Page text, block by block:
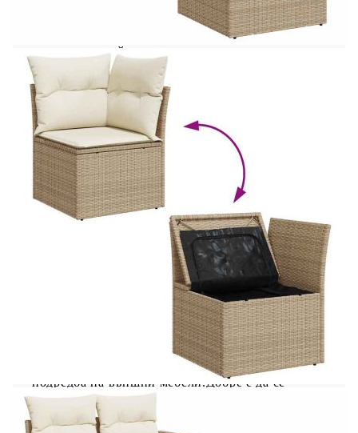
на открито.Издръжлив материал: PE ратан,
известен също като полиратан, е здрав
синтетичен материал с малко необходима
поддръжка, който прилича на естествен ратан.
Той е лек, лесен за почистване и често се
използва за външни мебели поради своята
издръжливост и устойчивост на атмосферни
влияния.Функция за съхранение с
водоустойчива чанта: Всяка градинска седалка
разполага с място за съхранение под седалката,
допълнено с водоустойчива чанта за съхранение
на възглавници, играчки и други предмети.
Вътрешните чанти имат горен капак и могат да
бъдат здраво закрепени към седалките със
закопчалки за допълнителна стабилност.Удобна
странична масичка: Тази външна мебел е
снабдена със сгъваема странична масичка с
газова пружина, която осигурява удобно място,
където да държите необходимите си вещи на
леснодостъпно място.Калъф, който може да се
сваля и може да се пере: Тези възглавници за
седалки имат подвижни калъфи за лесно пране
и поддръжка.Модулен дизайн: Този комплект
външни мебели има модулен дизайн, което го
прави напълно гъвкав и лесен за преместване,
така че можете да създадете персонализирана
подредба на външни мебели.Добре е да се
знае:За да сте сигурни, че вашите външни
мебели ще останат красиви, ви препоръчваме да
ги защитите с водоустойчиво покривало.